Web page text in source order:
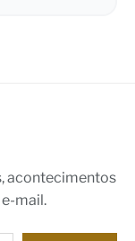
acontecimentos
mail.